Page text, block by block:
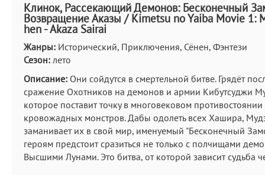
Клинок, Рассекающий Демонов: Бесконечный
Возвращение Аказы / Kimetsu no Yaiba Movie 1:
hen - Akaza Sairai
Жанры: Исторический, Приключения, Сёнен, Фэнтези
Сезон: лето
Описание: Они сойдутся в смертельной битве. Грядёт
сражение Охотников на демонов и армии Кибутсуджи
которое поставит точку в многовековом
кровожадных монстров. Дабы одолеть всех Хашира,
заманивает их в свой мир, именуемый "Бесконечный
героям предстоит сразиться не только с полчищами
Высшими Лунами. Это битва, от которой зависит судьба